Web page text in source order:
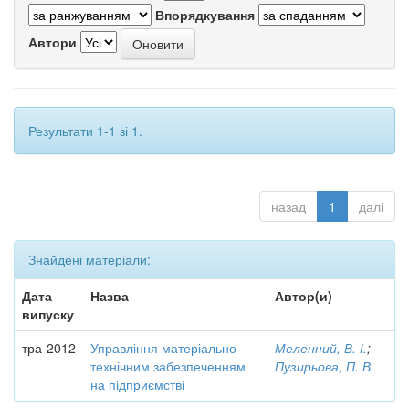
Впорядкування
Автори
Результати 1-1 зі 1.
назад 1 далі
Знайдені матеріали:
Дата
випуску
Назва Автор(и)
тра-2012
Управління матеріально-
технічним забезпеченням
на підприємстві
Меленний, В. І.;
Пузирьова, П. В.